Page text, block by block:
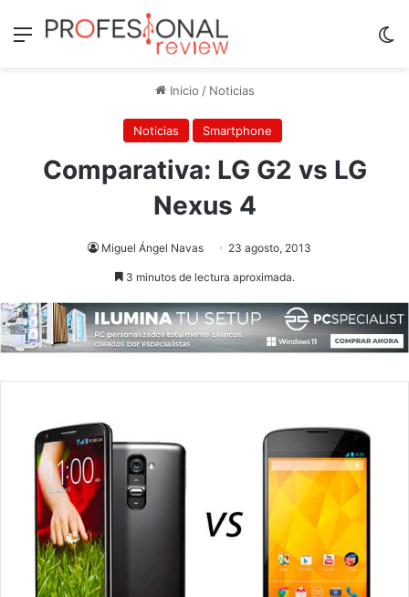
Menú
Inicio / Noticias
Noticias Smartphone
Comparativa: LG G2 vs LG
Nexus 4
Miguel Ángel Navas 23 agosto, 2013
3 minutos de lectura aproximada.